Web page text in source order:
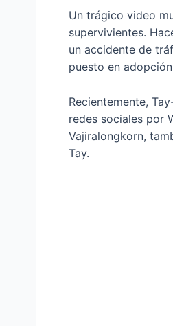
Un trágico video
supervivientes.
un accidente de
puesto en
Recientemente,
redes sociales por
Vajiralongkorn,
Tay.